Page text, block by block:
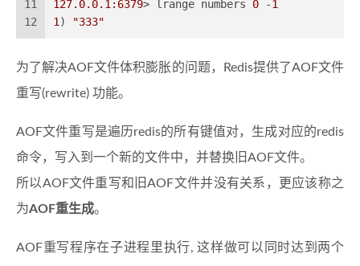
11
12
127.0.0.1:6379> lrange numbers 0 -1
1 ) "333"
为了解决AOF文件体积膨胀的问题，Redis提供了AOF文件
重写(rewrite) 功能。
AOF文件重写是遍历redis的所有键值对，生成对应的redis
命令，写入到一个新的文件中，并替换旧AOF文件。
所以AOF文件重写和旧AOF文件并没有关系，更应该称之
为AOF重生成。
AOF重写程序在子进程里执行, 这样做可以同时达到两个